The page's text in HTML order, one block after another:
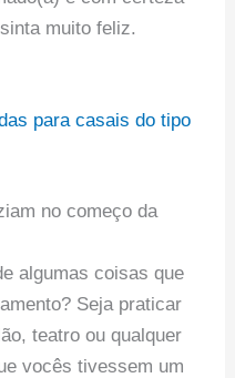
muito feliz.
para casais do tipo
no começo da
algumas coisas que
Seja praticar
teatro ou qualquer
vocês tivessem um